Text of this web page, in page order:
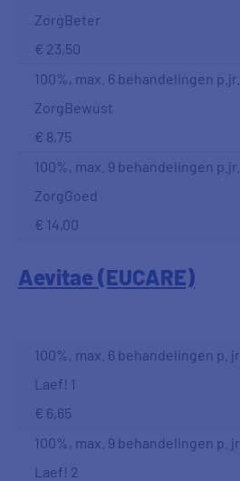
ZorgBeter
€ 23,50
100%, max. 6 behandelingen p.jr.
ZorgBewust
€ 8,75
100%, max. 9 behandelingen p.jr.
ZorgGoed
€ 14,00
Aevitae (EUCARE)
100%, max. 6 behandelingen p. jr.
Laef! 1
€ 6,65
100%, max. 9 behandelingen p. jr.
Laef! 2